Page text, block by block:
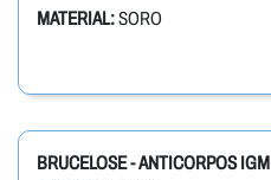
MATERIAL:SORO
BRUCELOSE - ANTICORPOS IGM